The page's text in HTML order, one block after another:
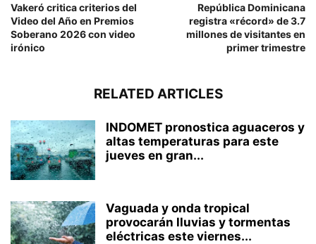
Vakeró critica criterios del
Video del Año en Premios
Soberano 2026 con video
irónico
República Dominicana
registra «récord» de 3.7
millones de visitantes en
primer trimestre
RELATED ARTICLES
INDOMET pronostica aguaceros y
altas temperaturas para este
jueves en gran...
Vaguada y onda tropical
provocarán lluvias y tormentas
eléctricas este viernes...